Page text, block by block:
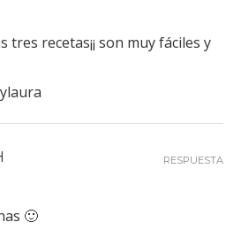
tres recetas¡¡ son muy fáciles y
🙂
RESPUESTA